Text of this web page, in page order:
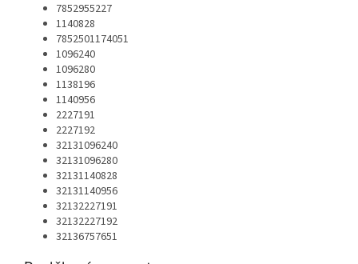
7852955227
1140828
7852501174051
1096240
1096280
1138196
1140956
2227191
2227192
32131096240
32131096280
32131140828
32131140956
32132227191
32132227192
32136757651